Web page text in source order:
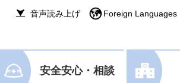
音声読み上げ Foreign Languages
安全安心・相談